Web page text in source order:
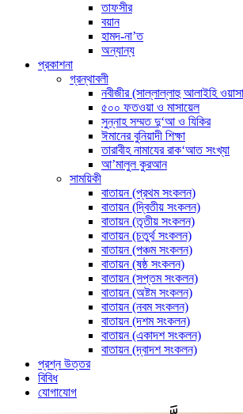
তাফসীর
বয়ান
হামদ-না’ত
অন্যান্য
প্রকাশনা
গ্রন্থাবলী
নবীজীর (সাল্লাল্লাহু আলাইহি
৫০০ ফতওয়া ও মাসায়েল
সুন্নাহ সম্মত দু‘আ ও যিকির
ঈমানের বুনিয়াদী শিক্ষা
তারাবীহ নামাযের রাক‘আত সংখ্যা
আ’মালুল কুরআন
সাময়িকী
বাতায়ন (প্রথম সংকলন)
বাতায়ন (দ্বিতীয় সংকলন)
বাতায়ন (তৃতীয় সংকলন)
বাতায়ন (চতুর্থ সংকলন)
বাতায়ন (পঞ্চম সংকলন)
বাতায়ন (ষষ্ঠ সংকলন)
বাতায়ন (সপ্তম সংকলন)
বাতায়ন (অষ্টম সংকলন)
বাতায়ন (নবম সংকলন)
বাতায়ন (দশম সংকলন)
বাতায়ন (একাদশ সংকলন)
বাতায়ন (দ্বাদশ সংকলন)
প্রশ্ন উত্তর
বিবিধ
যোগাযোগ